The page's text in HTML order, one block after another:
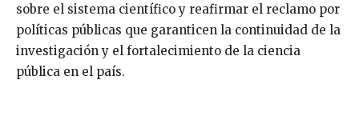
sobre el sistema científico y reafirmar el reclamo por
políticas públicas que garanticen la continuidad de la
investigación y el fortalecimiento de la ciencia
pública en el país.